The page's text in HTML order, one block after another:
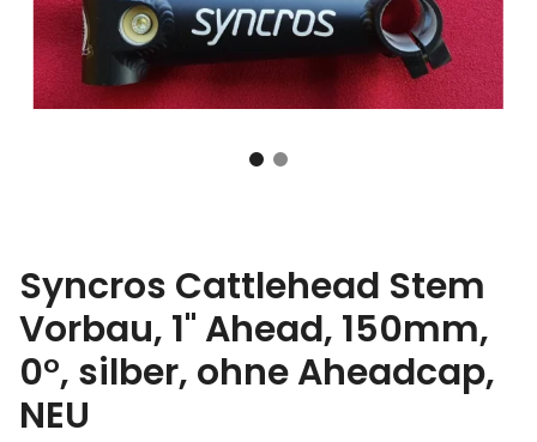
Syncros Cattlehead Stem
Vorbau, 1" Ahead, 150mm,
0°, silber, ohne Aheadcap,
NEU